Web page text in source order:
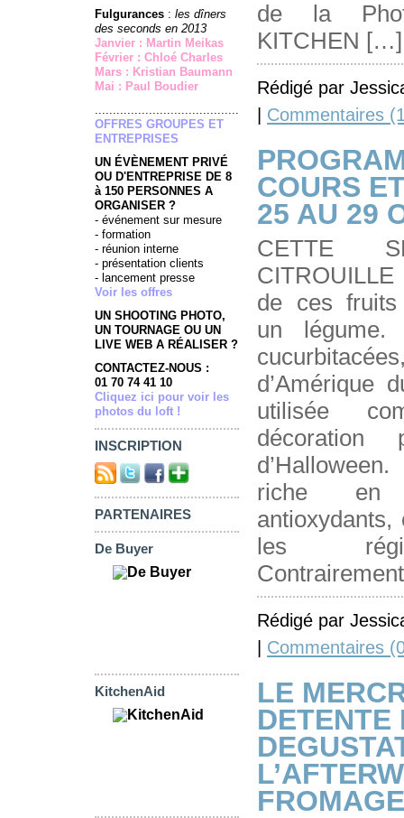
Fulgurances : les dîners
des seconds en 2013
Janvier : Martin Meikas
Février : Chloé Charles
Mars : Kristian Baumann
Mai : Paul Boudier
........................................
OFFRES GROUPES ET
ENTREPRISES
UN ÉVÈNEMENT PRIVÉ
OU D'ENTREPRISE DE 8
à 150 PERSONNES A
ORGANISER ?
- événement sur mesure
- formation
- réunion interne
- présentation clients
- lancement presse
Voir les offres
UN SHOOTING PHOTO,
UN TOURNAGE OU UN
LIVE WEB A RÉALISER ?
CONTACTEZ-NOUS :
01 70 74 41 10
Cliquez ici pour voir les
photos du loft !
INSCRIPTION
PARTENAIRES
De Buyer
KitchenAid
de la
KITCHEN […]
Rédigé par
| Commentaires
COURS
25 AU 29
CETTE
de ces fruits
un
d’Amérique
utilisée
décoration
riche en
les
Rédigé par
| Commentaires
LE
DETENTE